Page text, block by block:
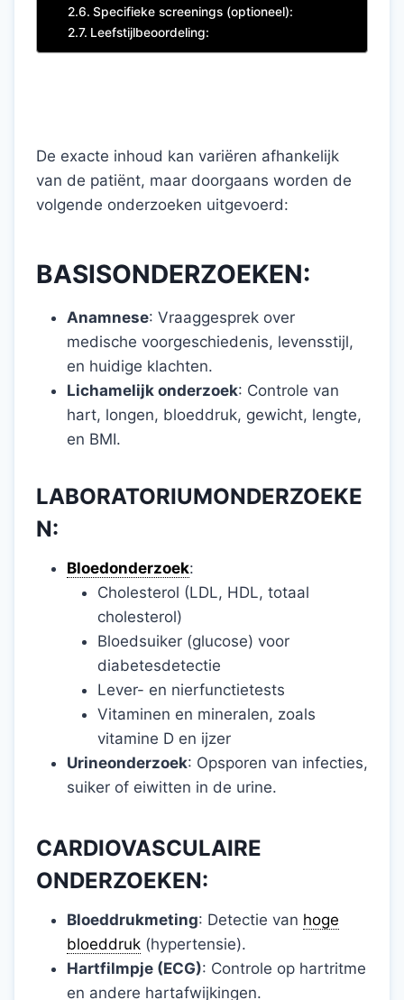
Specifieke screenings (optioneel):
Leefstijlbeoordeling:
De exacte inhoud kan variëren afhankelijk
van de patiënt, maar doorgaans worden de
volgende onderzoeken uitgevoerd:
BASISONDERZOEKEN:
Anamnese: Vraaggesprek over
medische voorgeschiedenis, levensstijl,
en huidige klachten.
Lichamelijk onderzoek: Controle van
hart, longen, bloeddruk, gewicht, lengte,
en BMI.
LABORATORIUMONDERZOEKE
N:
Bloedonderzoek:
Cholesterol (LDL, HDL, totaal
cholesterol)
Bloedsuiker (glucose) voor
diabetesdetectie
Lever- en nierfunctietests
Vitaminen en mineralen, zoals
vitamine D en ijzer
Urineonderzoek: Opsporen van infecties,
suiker of eiwitten in de urine.
CARDIOVASCULAIRE
ONDERZOEKEN:
Bloeddrukmeting: Detectie van hoge
bloeddruk (hypertensie).
Hartfilmpje (ECG): Controle op hartritme
en andere hartafwijkingen.